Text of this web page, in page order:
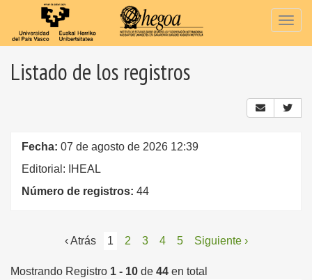
Listado de los registros
Fecha: 07 de agosto de 2026 12:39
Editorial: IHEAL
Número de registros: 44
‹ Atrás 1 2 3 4 5 Siguiente ›
Mostrando Registro 1 - 10 de 44 en total